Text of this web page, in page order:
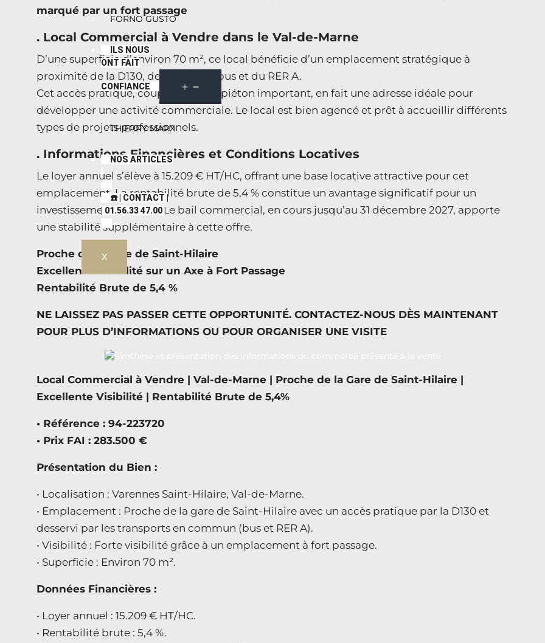
FORNO GUSTO
ILS NOUS
ONT FAIT
CONFIANCE
THIERRY MARX
NOS ARTICLES
☎️ | CONTACT |
| 01.56.33 47.00 |
X
marqué par un fort passage
. Local Commercial à Vendre dans le Val-de-Marne
D’une superficie d’environ 70 m², ce local bénéficie d’un emplacement stratégique à
proximité de la D130, des lignes de bus et du RER A.
Cet accès pratique, couplé à un flux piéton important, en fait une adresse idéale pour
développer une activité commerciale. Le local est bien agencé et prêt à accueillir différents
types de projets professionnels.
. Informations Financières et Conditions Locatives
Le loyer annuel s’élève à 15.209 € HT/HC, offrant une base locative attractive pour cet
emplacement. La rentabilité brute de 5,4 % constitue un avantage significatif pour un
investissement sécurisé. Le bail commercial, en cours jusqu’au 31 décembre 2027, apporte
une stabilité supplémentaire à cette offre.
Proche de la Gare de Saint-Hilaire
Excellente Visibilité sur un Axe à Fort Passage
Rentabilité Brute de 5,4 %
NE LAISSEZ PAS PASSER CETTE OPPORTUNITÉ. CONTACTEZ-NOUS DÈS MAINTENANT
POUR PLUS D’INFORMATIONS OU POUR ORGANISER UNE VISITE
Local Commercial à Vendre | Val-de-Marne | Proche de la Gare de Saint-Hilaire |
Excellente Visibilité | Rentabilité Brute de 5,4%
• Référence : 94-223720
• Prix FAI : 283.500 €
Présentation du Bien :
• Localisation : Varennes Saint-Hilaire, Val-de-Marne.
• Emplacement : Proche de la gare de Saint-Hilaire avec un accès pratique par la D130 et
desservi par les transports en commun (bus et RER A).
• Visibilité : Forte visibilité grâce à un emplacement à fort passage.
• Superficie : Environ 70 m².
Données Financières :
• Loyer annuel : 15.209 € HT/HC.
• Rentabilité brute : 5,4 %.